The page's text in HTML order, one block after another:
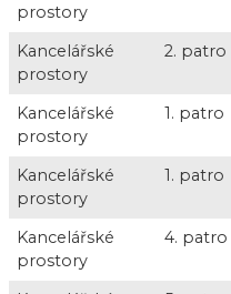
prostory
Kancelářské
prostory
2. patro
Kancelářské
prostory
1. patro
Kancelářské
prostory
1. patro
Kancelářské
prostory
4. patro